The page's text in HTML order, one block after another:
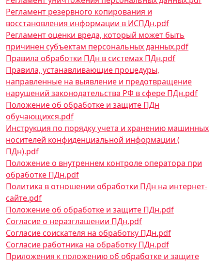
Документ
Регламент резервного копирования и
восстановления информации в ИСПДн.pdf
Документ
Регламент оценки вреда, который может быть
причинен субъектам персональных данных.pdf
Документ
Правила обработки ПДн в системах ПДн.pdf
Документ
Правила, устанавливающие процедуры,
направленные на выявление и предотвращение
нарушений законодательства РФ в сфере ПДн.pdf
Документ
Положение об обработке и защите ПДн
обучающихся.pdf
Документ
Инструкция по порядку учета и хранению машинных
носителей конфиденциальной информации (
ПДн).pdf
Документ
Положение о внутреннем контроле оператора при
обработке ПДн.pdf
Документ
Политика в отношении обработки ПДн на интернет-
сайте.pdf
Документ
Положение об обработке и защите ПДн.pdf
Документ
Согласие о неразглашении ПДн.pdf
Документ
Согласие соискателя на обработку ПДн.pdf
Документ
Согласие работника на обработку ПДн.pdf
Документ
Приложения к положению об обработке и защите